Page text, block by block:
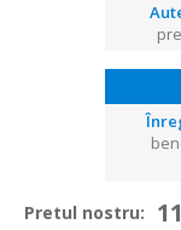
Pretul nostru: